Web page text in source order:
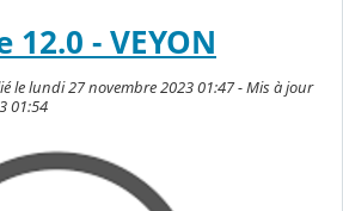
- VEYON
le lundi 27 novembre 2023 01:47 - Mis à jour
01:54